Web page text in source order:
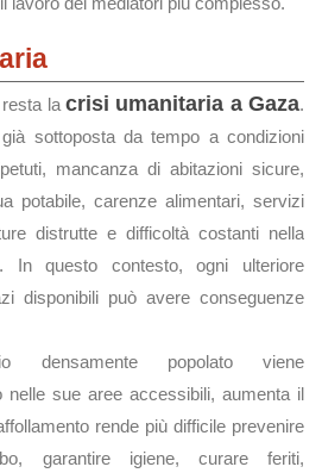
la crisi umanitaria a Gaza.
sottoposta da tempo a condizioni
mancanza di abitazioni sicure,
potabile, carenze alimentari, servizi
distrutte e difficoltà costanti nella
In questo contesto, ogni ulteriore
disponibili può avere conseguenze
densamente popolato viene
nelle sue aree accessibili, aumenta il
rende più difficile prevenire
garantire igiene, curare feriti,